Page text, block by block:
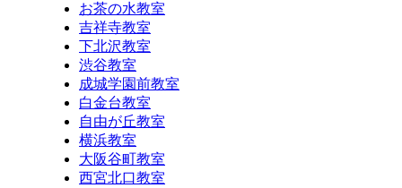
お茶の水教室
吉祥寺教室
下北沢教室
渋谷教室
成城学園前教室
白金台教室
自由が丘教室
横浜教室
大阪谷町教室
西宮北口教室